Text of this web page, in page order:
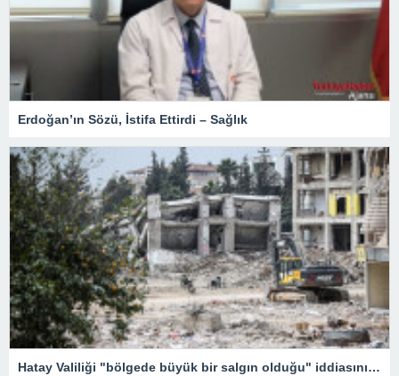
Erdoğan’ın Sözü, İstifa Ettirdi – Sağlık
Hatay Valiliği "bölgede büyük bir salgın olduğu" iddiasını yalanladı